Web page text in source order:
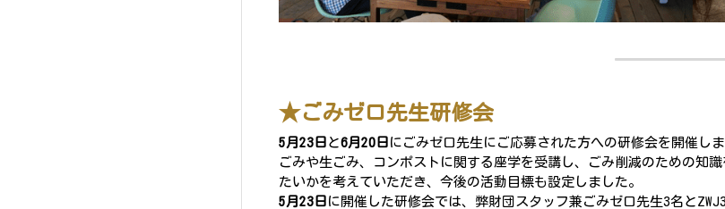
★ごみゼロ先生研修会
5月23日 と6月20日 にごみゼロ先生にご応募された方への研修会を開催しま
ごみや生ごみ、コンポストに関する座学を受講し、ごみ削減のための知
たいかを考えていただき、今後の活動目標も設定しました。
5月23日 に開催した研修会では、弊財団スタッフ兼ごみゼロ先生3名と